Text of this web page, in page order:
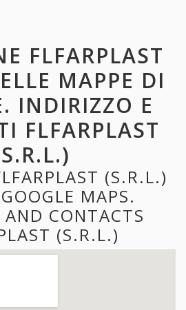
FLFARPLAST
MAPPE DI
INDIRIZZO E
FLFARPLAST
(S.R.L.)
MAPS.
AND CONTACTS
(S.R.L.)